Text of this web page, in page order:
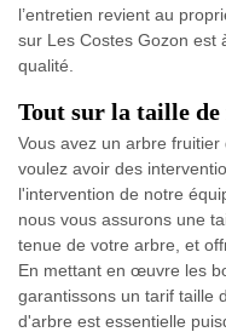
l’entretien revient au
sur Les Costes Gozon est
qualité.
Tout sur la taille
Vous avez un arbre
voulez avoir des
l'intervention de notre
nous vous assurons une
tenue de votre arbre, et
En mettant en œuvre les
garantissons un tarif taille
d'arbre est essentielle